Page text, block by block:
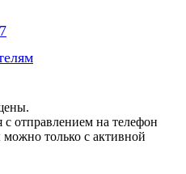
с отправлением на телефон
только с активной